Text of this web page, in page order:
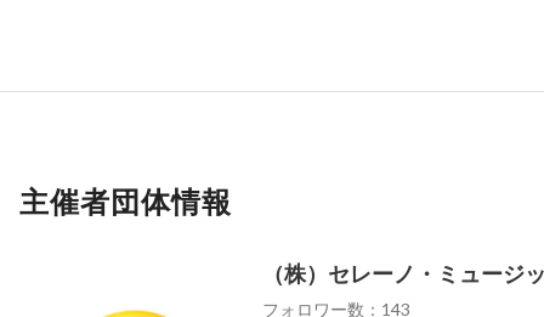
主催者団体情報
（株）セレーノ・ミュージ
フォロワー数：143